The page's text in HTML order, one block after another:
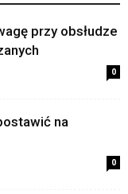
przy obsłudze
0
na
0